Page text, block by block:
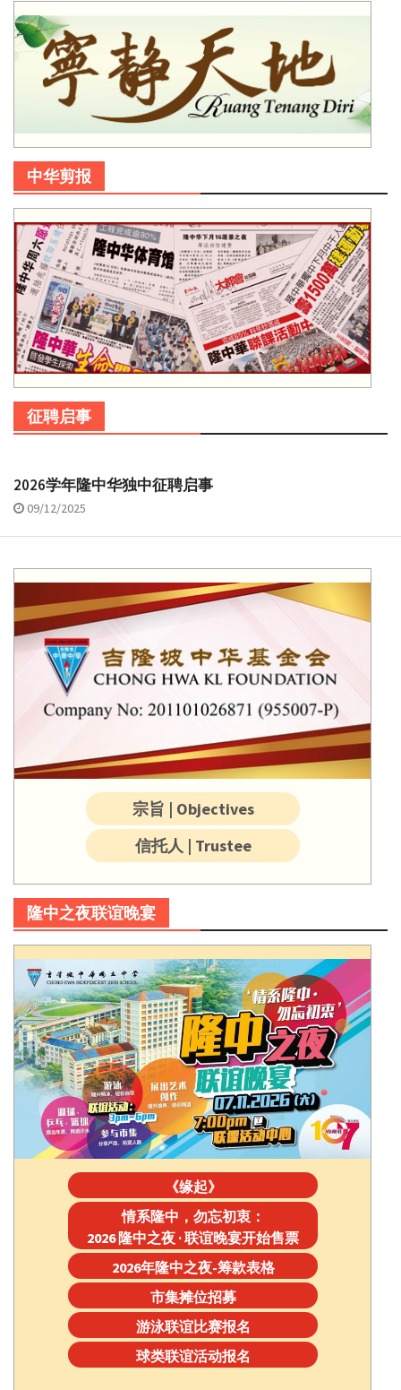
中华剪报
征聘启事
2026学年隆中华独中征聘启事
09/12/2025
宗旨 | Objectives
信托人 | Trustee
隆中之夜联谊晚宴
《缘起》
情系隆中，勿忘初衷：
2026 隆中之夜 · 联谊晚宴开始售票
2026年隆中之夜-筹款表格
市集摊位招募
游泳联谊比赛报名
球类联谊活动报名